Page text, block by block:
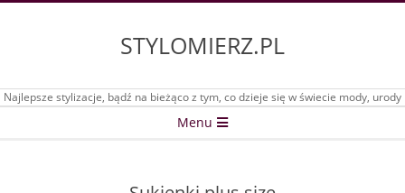
STYLOMIERZ.PL
Najlepsze stylizacje, bądź na bieżąco z tym, co dzieje się w świecie mody, urody
Menu